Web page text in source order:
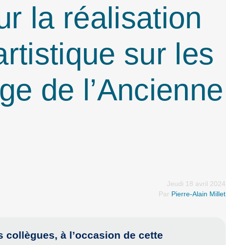
la réalisation
sur les
de l’Ancienne
Jeudi 18 avril 2024
Par Pierre-Alain Millet
collègues, à l’occasion de cette